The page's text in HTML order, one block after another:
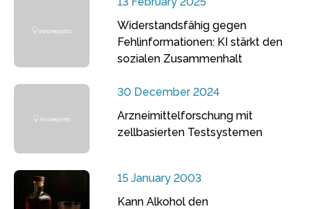
Widerstandsfähig gegen
Fehlinformationen: KI stärkt den
sozialen Zusammenhalt
30 December 2024
Arzneimittelforschung mit
zellbasierten Testsystemen
15 January 2003
Kann Alkohol den